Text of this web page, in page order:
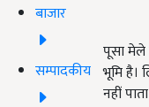
बाजार
सम्पादकीय
पूसा मेले
भूमि है।
नहीं